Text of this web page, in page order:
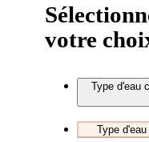
votre
Type d'eau
Type